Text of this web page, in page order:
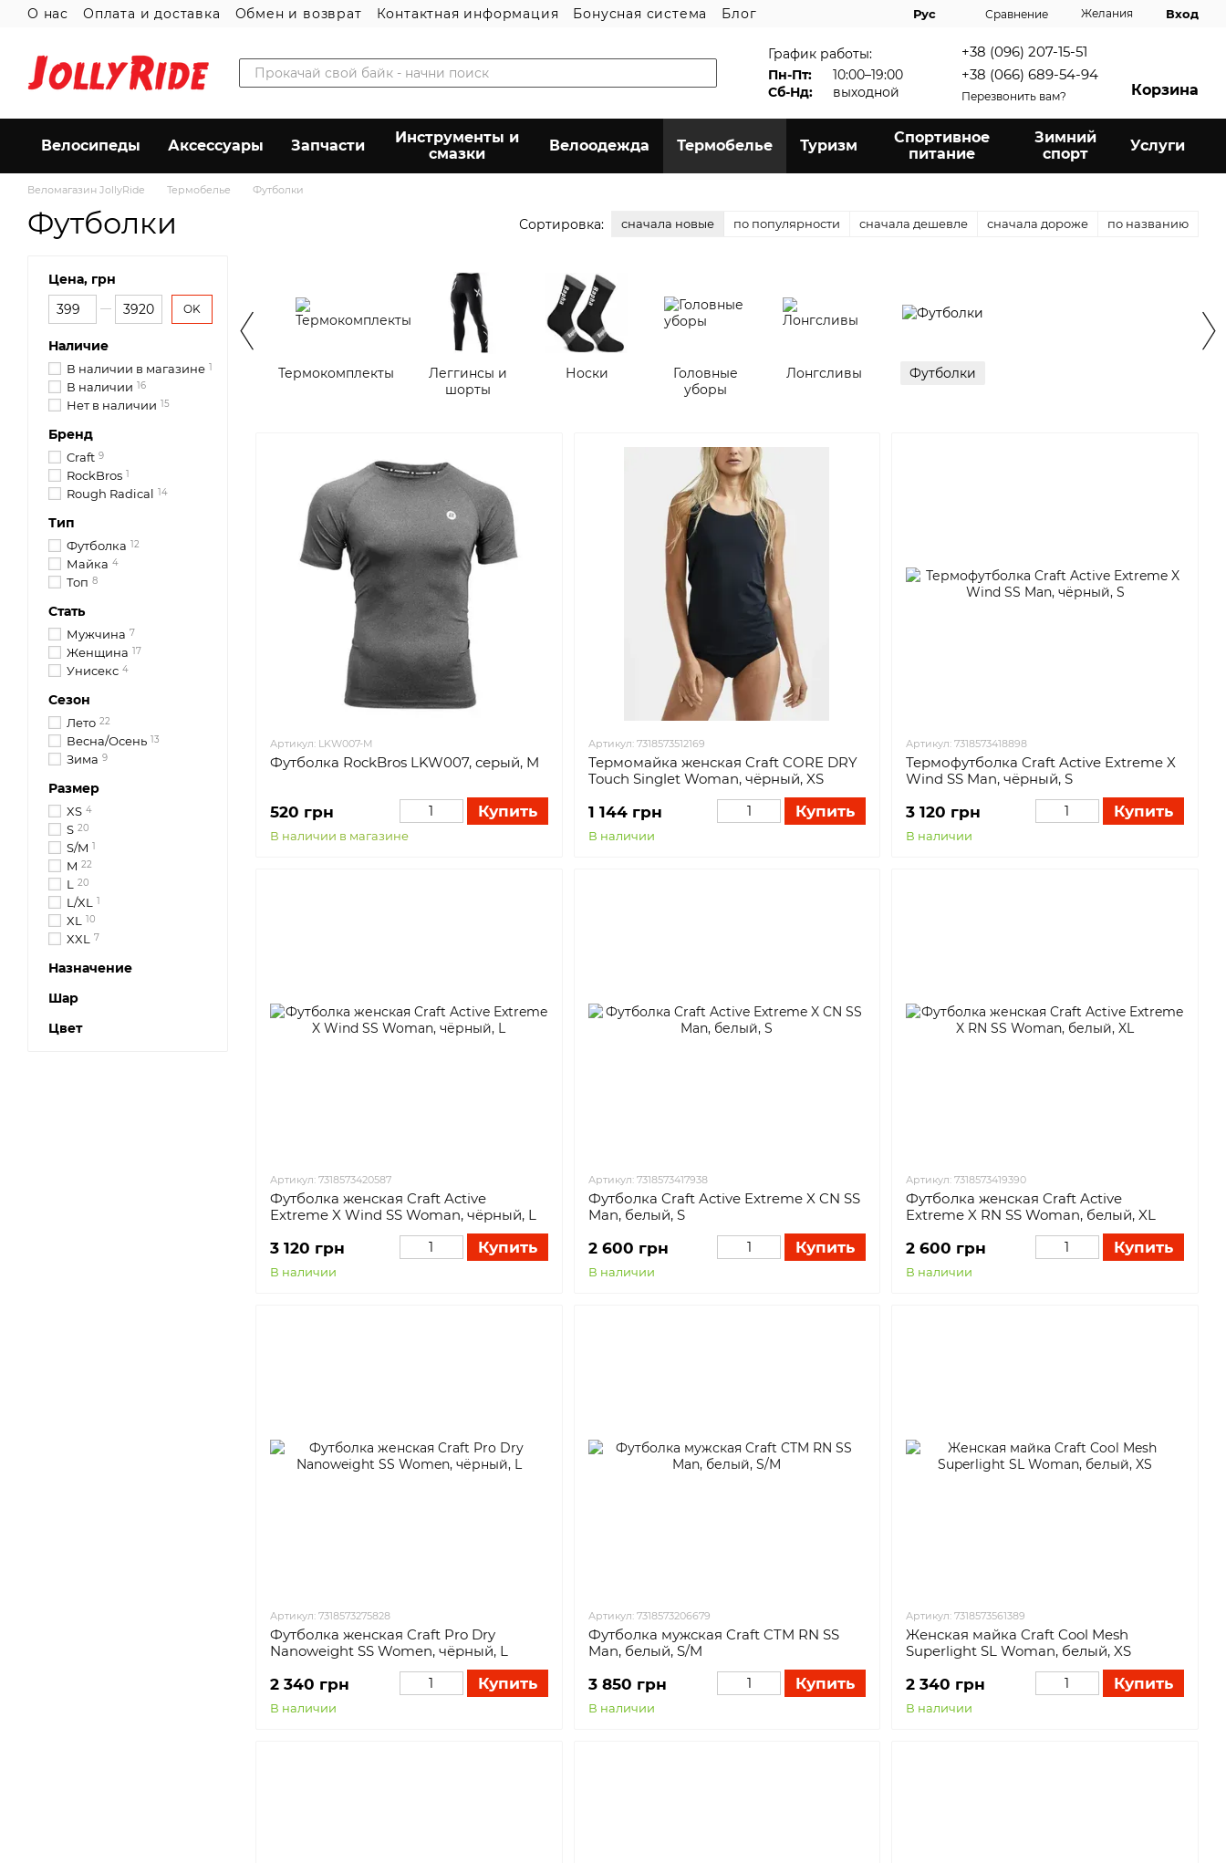
Перейти к основному контенту
О нас Оплата и доставка Обмен и возврат Контактная информация Бонусная система
Блог
Рус Сравнение Желания Вход
График работы:
Пн-Пт:
10:00–19:00
Сб-Нд:
выходной
+38 (096) 207-15-51
+38 (066) 689-54-94
Перезвонить вам? Корзина
Велосипеды Аксессуары Запчасти
Инструменты и
смазки
Велоодежда Термобелье Туризм
Спортивное
питание
Зимний
спорт
Услуги
Веломагазин JollyRide Термобелье Футболки
Футболки Сортировка: сначала новые по популярности сначала дешевле сначала дороже по названию
Термокомплекты
Леггинсы и
шорты
Носки
Головные
уборы
Лонгсливы Футболки
Артикул: LKW007-M
Футболка RockBros LKW007, серый, M
520 грн Купить
В наличии в магазине
Артикул: 7318573512169
Термомайка женская Craft CORE DRY
Touch Singlet Woman, чёрный, XS
1 144 грн Купить
В наличии
Артикул: 7318573418898
Термофутболка Craft Active Extreme X
Wind SS Man, чёрный, S
3 120 грн Купить
В наличии
Артикул: 7318573420587
Футболка женская Craft Active
Extreme X Wind SS Woman, чёрный, L
3 120 грн Купить
В наличии
Артикул: 7318573417938
Футболка Craft Active Extreme X CN SS
Man, белый, S
2 600 грн Купить
В наличии
Артикул: 7318573419390
Футболка женская Craft Active
Extreme X RN SS Woman, белый, XL
2 600 грн Купить
В наличии
Артикул: 7318573275828
Футболка женская Craft Pro Dry
Nanoweight SS Women, чёрный, L
2 340 грн Купить
В наличии
Артикул: 7318573206679
Футболка мужская Craft CTM RN SS
Man, белый, S/M
3 850 грн Купить
В наличии
Артикул: 7318573561389
Женская майка Craft Cool Mesh
Superlight SL Woman, белый, XS
2 340 грн Купить
В наличии
Цена, грн
От Цена, грн
До Цена, грн OK
Наличие
В наличии в магазине 1
В наличии 16
Нет в наличии 15
Бренд
Craft 9
RockBros 1
Rough Radical 14
Тип
Футболка 12
Майка 4
Топ 8
Стать
Мужчина 7
Женщина 17
Унисекс 4
Сезон
Лето 22
Весна/Осень 13
Зима 9
Размер
XS 4
S 20
S/M 1
M 22
L 20
L/XL 1
XL 10
XXL 7
Назначение
Шар
Цвет